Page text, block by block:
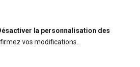
la personnalisation des
vos modifications.